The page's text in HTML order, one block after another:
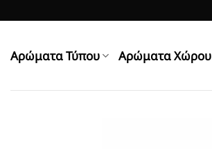
to
Αρώματα Τύπου Αρώματα Χώρου